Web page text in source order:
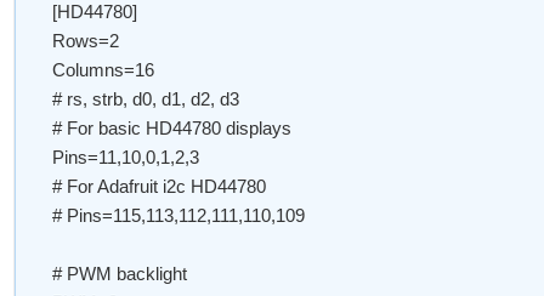
[HD44780]
Rows=2
Columns=16
# rs, strb, d0, d1, d2, d3
# For basic HD44780 displays
Pins=11,10,0,1,2,3
# For Adafruit i2c HD44780
# Pins=115,113,112,111,110,109
# PWM backlight